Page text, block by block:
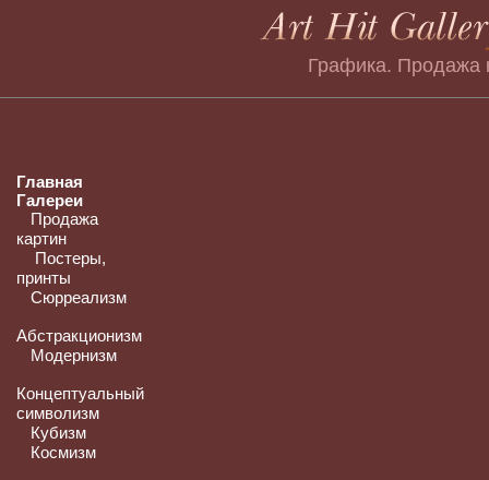
Графика. Продажа
Главная
Галереи
Продажа
картин
Постеры,
принты
Сюрреализм
Абстракционизм
Модернизм
Концептуальный
символизм
Кубизм
Космизм